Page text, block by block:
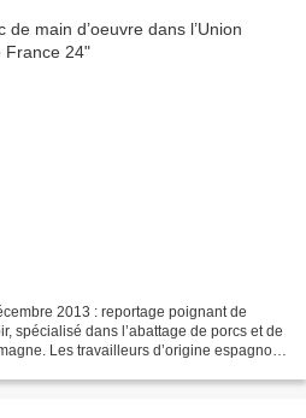
2013 : reportage poignant de
spécialisé dans l’abattage de porcs et de
Les travailleurs d’origine espagnole